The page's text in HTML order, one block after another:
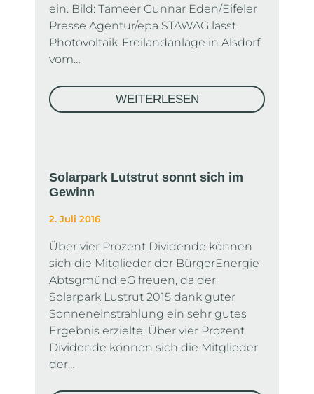
ein. Bild: Tameer Gunnar Eden/Eifeler
Presse Agentur/epa STAWAG lässt
Photovoltaik-Freilandanlage in Alsdorf
vom…
WEITERLESEN
Solarpark Lutstrut sonnt sich im
Gewinn
2. Juli 2016
Über vier Prozent Dividende können
sich die Mitglieder der BürgerEnergie
Abtsgmünd eG freuen, da der
Solarpark Lustrut 2015 dank guter
Sonneneinstrahlung ein sehr gutes
Ergebnis erzielte. Über vier Prozent
Dividende können sich die Mitglieder
der…